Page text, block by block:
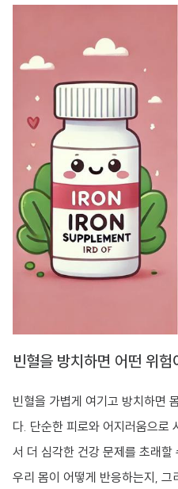
빈혈을 방치하면 어떤 위
빈혈을 가볍게 여기고 방치하면
다. 단순한 피로와 어지러움으로
서 더 심각한 건강 문제를 초래
우리 몸이 어떻게 반응하는지, 그